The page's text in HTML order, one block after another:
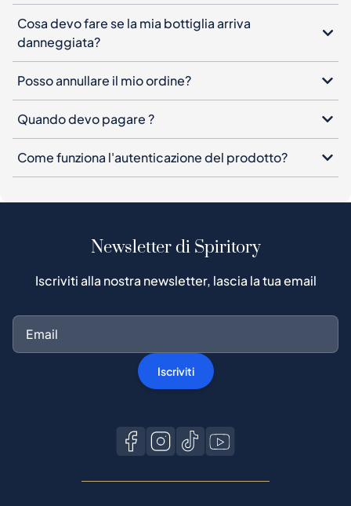
Cosa devo fare se la mia bottiglia arriva
danneggiata?
Posso annullare il mio ordine?
Quando devo pagare ?
Come funziona l'autenticazione del prodotto?
Newsletter di Spiritory
Iscriviti alla nostra newsletter, lascia la tua email
Iscriviti